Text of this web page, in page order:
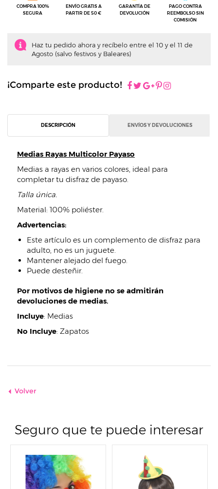
COMPRA 100%
SEGURA
ENVÍO GRATIS A
PARTIR DE 50 €
GARANTÍA DE
DEVOLUCIÓN
PAGO CONTRA
REEMBOLSO SIN
COMISIÓN
Haz tu pedido ahora y recíbelo entre el 10 y el 11 de
Agosto (salvo festivos y Baleares)
¡Comparte este producto!
DESCRIPCIÓN ENVÍOS Y DEVOLUCIONES
Medias Rayas Multicolor Payaso
Medias a rayas en varios colores, ideal para
completar tu disfraz de payaso.
Talla única.
Material: 100% poliéster.
Advertencias:
Este artículo es un complemento de disfraz para
adulto, no es un juguete.
Mantener alejado del fuego.
Puede desteñir.
Por motivos de higiene no se admitirán
devoluciones de medias.
Incluye: Medias
No Incluye: Zapatos
Volver
Seguro que te puede interesar